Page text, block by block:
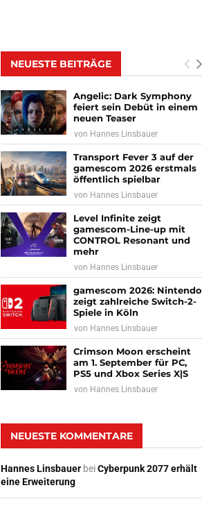
NEUESTE BEITRÄGE
Angelic: Dark Symphony
feiert sein Debüt in einem
neuen Teaser
von Hannes Linsbauer
Transport Fever 3 auf der
gamescom 2026 erstmals
öffentlich spielbar
von Hannes Linsbauer
Level Infinite zeigt
gamescom-Line-up mit
CONTROL Resonant und
mehr
von Hannes Linsbauer
gamescom 2026: Nintendo
zeigt zahlreiche Switch-2-
Spiele in Köln
von Hannes Linsbauer
Crimson Moon erscheint
am 1. September für PC,
PS5 und Xbox Series X|S
von Hannes Linsbauer
NEUESTE KOMMENTARE
Hannes Linsbauer beiCyberpunk 2077 erhält
eine Erweiterung